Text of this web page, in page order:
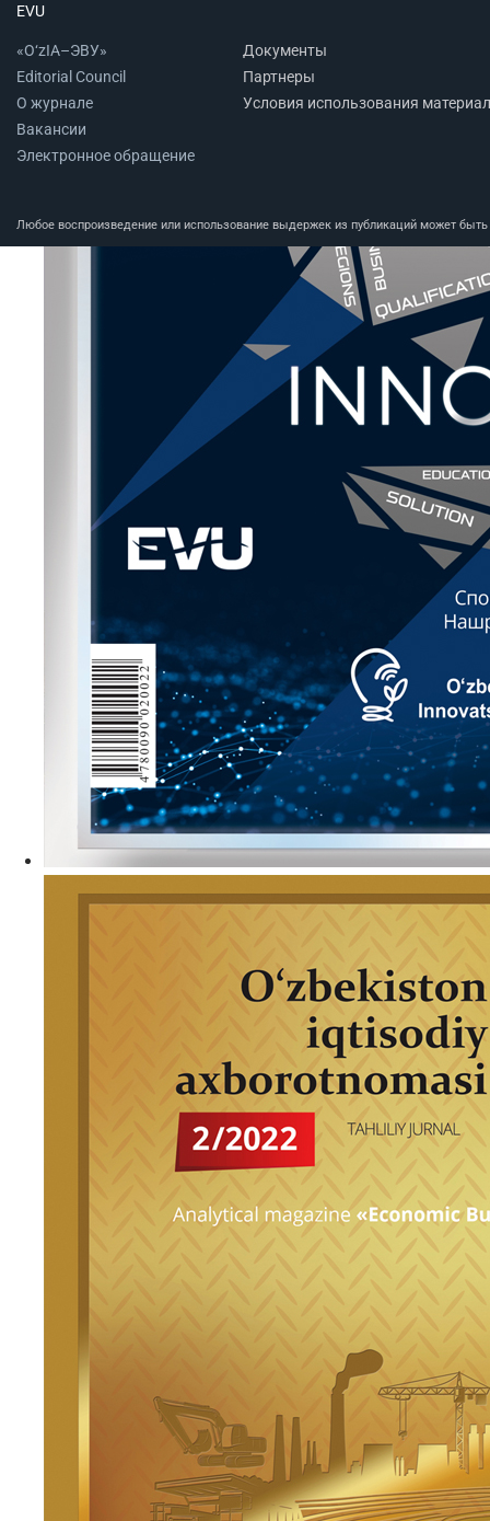
EVU
«O‘zIA–ЭВУ»
Editorial Council
О журнале
Вакансии
Электронное обращение
Документы
Партнеры
Условия использования
Любое воспроизведение или использование выдержек из публикаций может